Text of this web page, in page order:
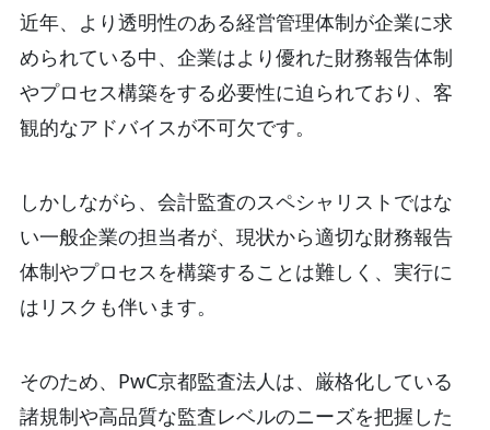
近年、より透明性のある経営管理体制が企業に求
められている中、企業はより優れた財務報告体制
やプロセス構築をする必要性に迫られており、客
観的なアドバイスが不可欠です。
しかしながら、会計監査のスペシャリストではな
い一般企業の担当者が、現状から適切な財務報告
体制やプロセスを構築することは難しく、実行に
はリスクも伴います。
そのため、PwC京都監査法人は、厳格化している
諸規制や高品質な監査レベルのニーズを把握した